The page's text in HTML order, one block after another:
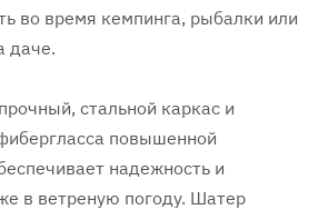
во время кемпинга, рыбалки или
даче.
стальной каркас и
повышенной
надежность и
в ветреную погоду. Шатер